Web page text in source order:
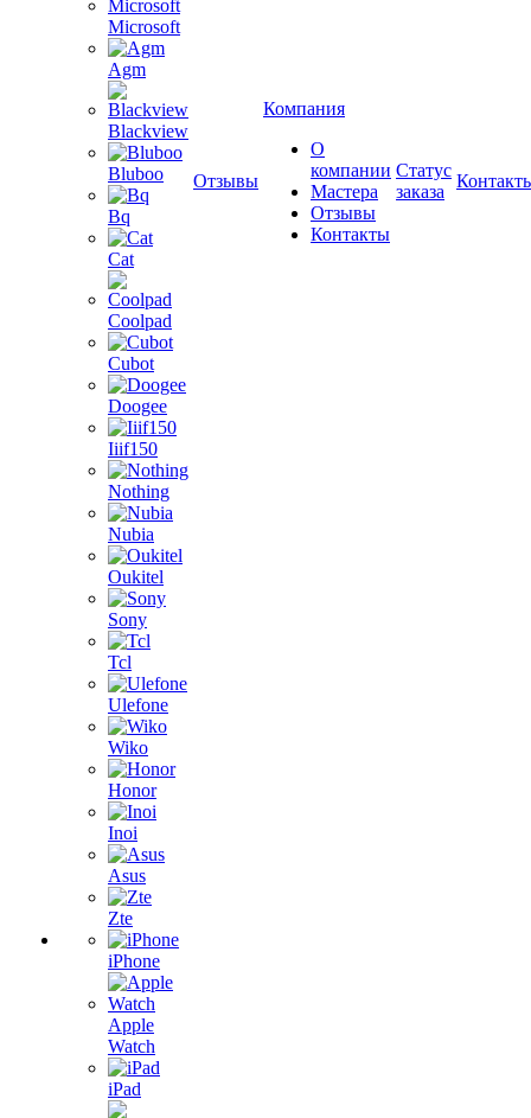
Microsoft
Agm
Blackview
Bluboo
Bq
Cat
Coolpad
Cubot
Doogee
Iiif150
Nothing
Nubia
Oukitel
Sony
Tcl
Ulefone
Wiko
Honor
Inoi
Asus
Zte
iPhone
Apple
Watch
iPad
Отзывы
Компания
О
компании
Мастера
Отзывы
Контакты
Статус
заказа